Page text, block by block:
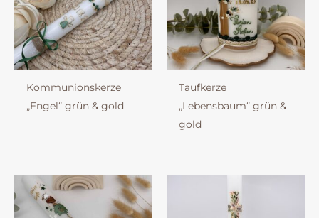
Kommunionskerze
„Engel“ grün & gold
Taufkerze
„Lebensbaum“ grün &
gold